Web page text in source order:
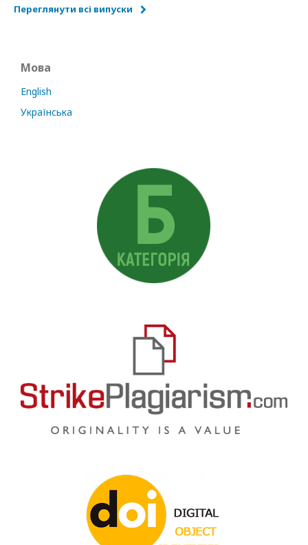
Переглянути всі випуски
Мова
English
Українська